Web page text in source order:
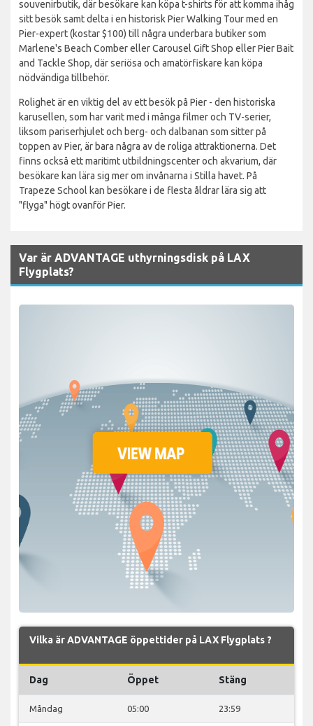
souvenirbutik, där besökare kan köpa t-shirts för att komma ihåg
sitt besök samt delta i en historisk Pier Walking Tour med en
Pier-expert (kostar $100) till några underbara butiker som
Marlene's Beach Comber eller Carousel Gift Shop eller Pier Bait
and Tackle Shop, där seriösa och amatörfiskare kan köpa
nödvändiga tillbehör.
Rolighet är en viktig del av ett besök på Pier - den historiska
karusellen, som har varit med i många filmer och TV-serier,
liksom pariserhjulet och berg- och dalbanan som sitter på
toppen av Pier, är bara några av de roliga attraktionerna. Det
finns också ett maritimt utbildningscenter och akvarium, där
besökare kan lära sig mer om invånarna i Stilla havet. På
Trapeze School kan besökare i de flesta åldrar lära sig att
"flyga" högt ovanför Pier.
Var är ADVANTAGE uthyrningsdisk på LAX
Flygplats?
Vilka är ADVANTAGE öppettider på LAX Flygplats ?
Dag Öppet Stäng
Måndag 05:00 23:59